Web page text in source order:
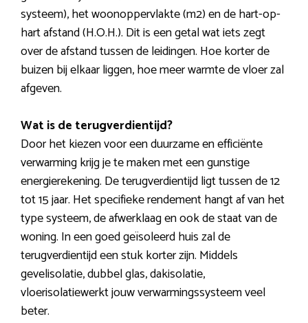
systeem), het woonoppervlakte (m2) en de hart-op-
hart afstand (H.O.H.). Dit is een getal wat iets zegt
over de afstand tussen de leidingen. Hoe korter de
buizen bij elkaar liggen, hoe meer warmte de vloer zal
afgeven.
Wat is de terugverdientijd?
Door het kiezen voor een duurzame en efficiënte
verwarming krijg je te maken met een gunstige
energierekening. De terugverdientijd ligt tussen de 12
tot 15 jaar. Het specifieke rendement hangt af van het
type systeem, de afwerklaag en ook de staat van de
woning. In een goed geïsoleerd huis zal de
terugverdientijd een stuk korter zijn. Middels
gevelisolatie, dubbel glas, dakisolatie,
vloerisolatiewerkt jouw verwarmingssysteem veel
beter.